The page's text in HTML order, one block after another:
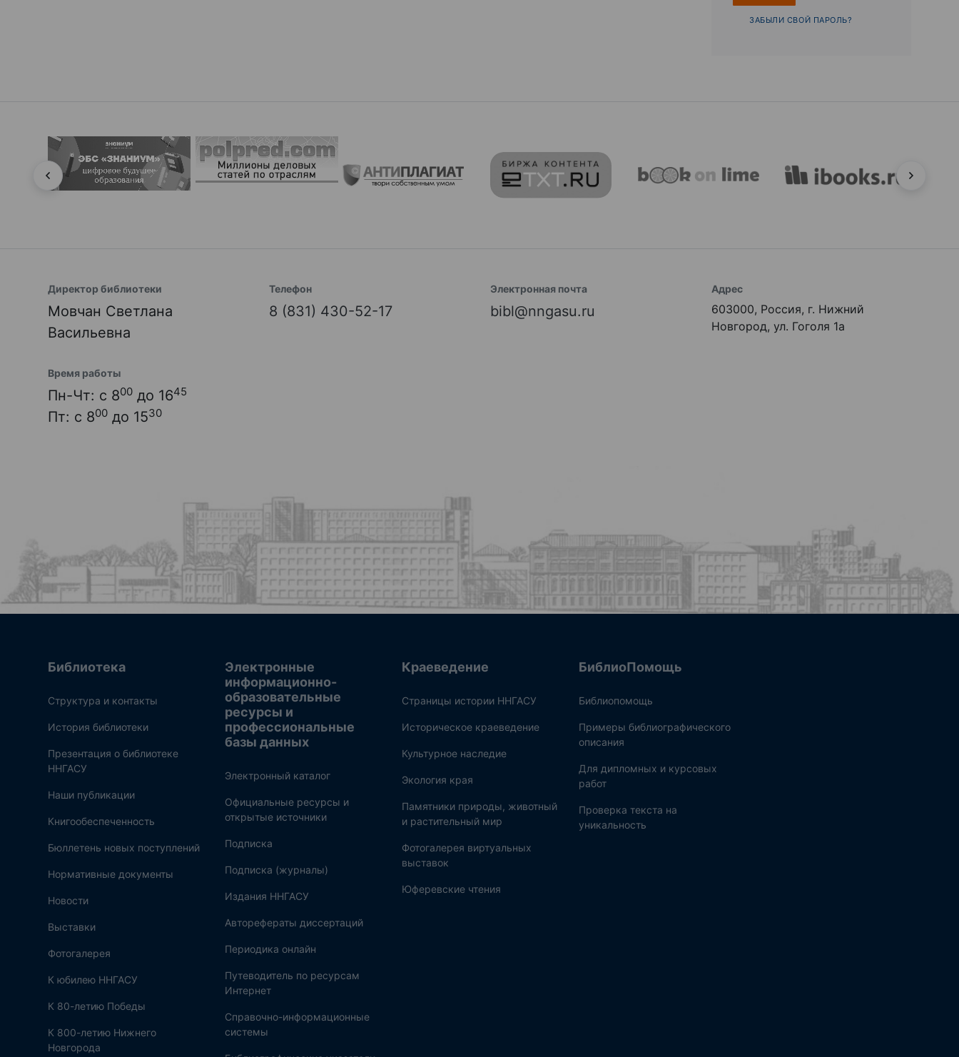
ЗАБЫЛИ СВОЙ ПАРОЛЬ?
Директор библиотеки
Мовчан Светлана
Васильевна
Телефон
8 (831) 430-52-17
Электронная почта
bibl@nngasu.ru
Адрес
603000, Россия, г. Нижний
Новгород, ул. Гоголя 1а
Время работы
Пн-Чт: с 800 до 1645
Пт: с 800 до 1530
Библиотека
Структура и контакты
История библиотеки
Презентация о библиотеке
ННГАСУ
Наши публикации
Книгообеспеченность
Бюллетень новых поступлений
Нормативные документы
Новости
Выставки
Фотогалерея
К юбилею ННГАСУ
К 80-летию Победы
К 800-летию Нижнего
Новгорода
Электронные
информационно-
образовательные
ресурсы и
профессиональные
базы данных
Электронный каталог
Официальные ресурсы и
открытые источники
Подписка
Подписка (журналы)
Издания ННГАСУ
Авторефераты диссертаций
Периодика онлайн
Путеводитель по ресурсам
Интернет
Справочно-информационные
системы
Краеведение
Страницы истории ННГАСУ
Историческое краеведение
Культурное наследие
Экология края
Памятники природы, животный
и растительный мир
Фотогалерея виртуальных
выставок
Юферевские чтения
БиблиоПомощь
Библиопомощь
Примеры библиографического
описания
Для дипломных и курсовых
работ
Проверка текста на
уникальность